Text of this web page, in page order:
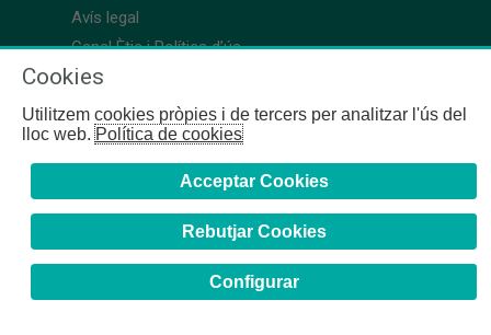
Avís legal
Canal Ètic i Política d’ús
Cookies
Utilitzem cookies pròpies i de tercers per analitzar l'ús del
lloc web.Política de cookies
Acceptar Cookies
Rebutjar Cookies
Configurar